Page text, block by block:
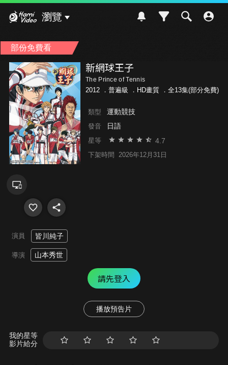
瀏覽
部份免費看
新網球王子
The Prince of Tennis
2012 ． 普遍級 ．HD畫質 ．全13集(部分免費)
類型 運動競技
發音 日語
星等 4.7
下架時間 2026年12月31日
演員 皆川純子
導演 山本秀世
請先登入
播放預告片
我的星等
影片給分